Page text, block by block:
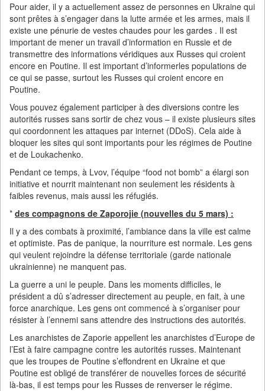
Pour aider, il y a actuellement assez de personnes en Ukraine qui
sont prêtes à s’engager dans la lutte armée et les armes, mais il
existe une pénurie de vestes chaudes pour les gardes . Il est
important de mener un travail d’information en Russie et de
transmettre des informations véridiques aux Russes qui croient
encore en Poutine. Il est important d’informerles populations de
ce qui se passe, surtout les Russes qui croient encore en
Poutine.
Vous pouvez également participer à des diversions contre les
autorités russes sans sortir de chez vous – il existe plusieurs sites
qui coordonnent les attaques par internet (DDoS). Cela aide à
bloquer les sites qui sont importants pour les régimes de Poutine
et de Loukachenko.
Pendant ce temps, à Lvov, l’équipe “food not bomb” a élargi son
initiative et nourrit maintenant non seulement les résidents à
faibles revenus, mais aussi les réfugiés.
* des compagnons de Zaporojie (nouvelles du 5 mars) :
Il y a des combats à proximité, l’ambiance dans la ville est calme
et optimiste. Pas de panique, la nourriture est normale. Les gens
qui veulent rejoindre la défense territoriale (garde nationale
ukrainienne) ne manquent pas.
La guerre a uni le peuple. Dans les moments difficiles, le
président a dû s’adresser directement au peuple, en fait, à une
force anarchique. Les gens ont commencé à s’organiser pour
résister à l’ennemi sans attendre des instructions des autorités.
Les anarchistes de Zaporie appellent les anarchistes d’Europe de
l’Est à faire campagne contre les autorités russes. Maintenant
que les troupes de Poutine s’effondrent en Ukraine et que
Poutine est obligé de transférer de nouvelles forces de sécurité
là-bas, il est temps pour les Russes de renverser le régime.